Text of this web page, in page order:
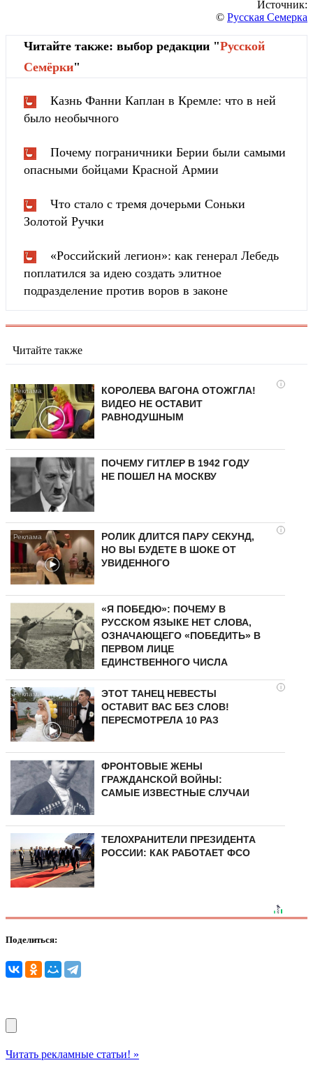
Источник:
© Русская Семерка
Читайте также: выбор редакции "Русской
Cемёрки"
Казнь Фанни Каплан в Кремле: что в ней
было необычного
Почему пограничники Берии были самыми
опасными бойцами Красной Армии
Что стало с тремя дочерьми Соньки
Золотой Ручки
«Российский легион»: как генерал Лебедь
поплатился за идею создать элитное
подразделение против воров в законе
Читайте также
i
КОРОЛЕВА ВАГОНА ОТОЖГЛА!
ВИДЕО НЕ ОСТАВИТ
РАВНОДУШНЫМ
ПОЧЕМУ ГИТЛЕР В 1942 ГОДУ
НЕ ПОШЕЛ НА МОСКВУ
i
РОЛИК ДЛИТСЯ ПАРУ СЕКУНД,
НО ВЫ БУДЕТЕ В ШОКЕ ОТ
УВИДЕННОГО
«Я ПОБЕДЮ»: ПОЧЕМУ В
РУССКОМ ЯЗЫКЕ НЕТ СЛОВА,
ОЗНАЧАЮЩЕГО «ПОБЕДИТЬ» В
ПЕРВОМ ЛИЦЕ
ЕДИНСТВЕННОГО ЧИСЛА
i
ЭТОТ ТАНЕЦ НЕВЕСТЫ
ОСТАВИТ ВАС БЕЗ СЛОВ!
ПЕРЕСМОТРЕЛА 10 РАЗ
ФРОНТОВЫЕ ЖЕНЫ
ГРАЖДАНСКОЙ ВОЙНЫ:
САМЫЕ ИЗВЕСТНЫЕ СЛУЧАИ
ТЕЛОХРАНИТЕЛИ ПРЕЗИДЕНТА
РОССИИ: КАК РАБОТАЕТ ФСО
Поделиться:
Читать рекламные статьи! »